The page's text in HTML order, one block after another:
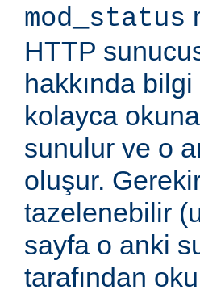
mod_status
HTTP
hakkında
kolayca
sunulur ve o
oluşur.
tazelenebilir
sayfa o anki
tarafından